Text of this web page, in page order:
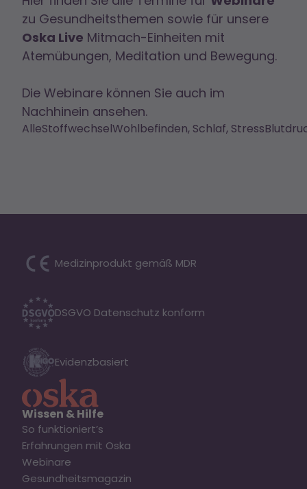
zu Gesundheitsthemen sowie für unsere
Oska Live Mitmach-Einheiten mit
Atemübungen, Meditation und Bewegung.
Die Webinare können Sie auch im
Nachhinein ansehen.
AlleStoffwechselWohlbefinden, Schlaf, Stress
Medizinprodukt gemäß MDR
DSGVO Datenschutz konform
Evidenzbasiert
Wissen & Hilfe
So funktioniert’s
Erfahrungen mit Oska
Webinare
Gesundheitsmagazin